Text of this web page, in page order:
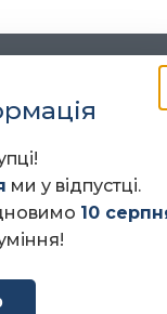
ми у відпустці.
10